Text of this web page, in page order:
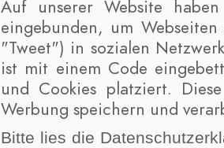
Auf unserer Website
eingebunden, um
"Tweet") in sozialen
ist mit einem Code
und Cookies platziert.
Werbung speichern und
Bitte lies die